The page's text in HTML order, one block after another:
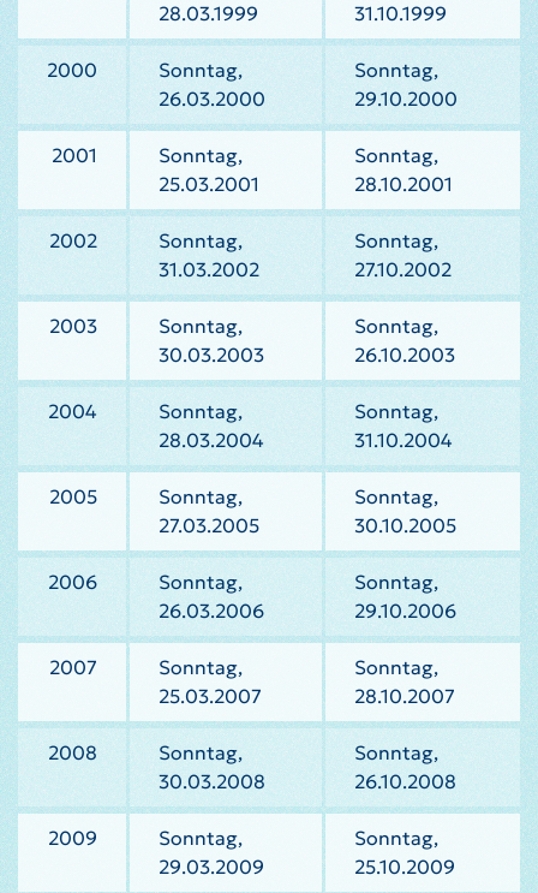
28.03.1999
31.10.1999
2000
Sonntag,
26.03.2000
Sonntag,
29.10.2000
2001
Sonntag,
25.03.2001
Sonntag,
28.10.2001
2002
Sonntag,
31.03.2002
Sonntag,
27.10.2002
2003
Sonntag,
30.03.2003
Sonntag,
26.10.2003
2004
Sonntag,
28.03.2004
Sonntag,
31.10.2004
2005
Sonntag,
27.03.2005
Sonntag,
30.10.2005
2006
Sonntag,
26.03.2006
Sonntag,
29.10.2006
2007
Sonntag,
25.03.2007
Sonntag,
28.10.2007
2008
Sonntag,
30.03.2008
Sonntag,
26.10.2008
2009
Sonntag,
29.03.2009
Sonntag,
25.10.2009